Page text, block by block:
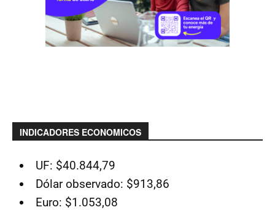
INDICADORES ECONOMICOS
UF: $40.844,79
Dólar observado: $913,86
Euro: $1.053,08